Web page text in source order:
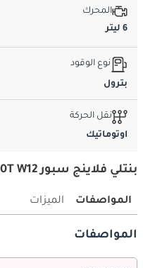
المحرك
6 ليتر
نوع الوقود
بترول
نقل الحركة
اوتوماتيك
بنتلي فلاينج سبور 6.0T W12 المواصفات والميزات
المواصفات الميزات
المواصفات